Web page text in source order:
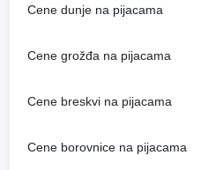
Cene dunje na pijacama
Cene grožđa na pijacama
Cene breskvi na pijacama
Cene borovnice na pijacama